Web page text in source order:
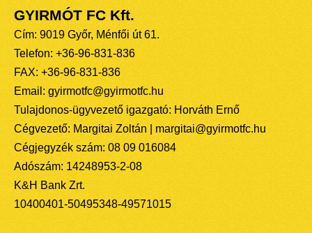
GYIRMÓT FC Kft.
Cím: 9019 Győr, Ménfői út 61.
Telefon: +36-96-831-836
FAX: +36-96-831-836
Email: gyirmotfc@gyirmotfc.hu
Tulajdonos-ügyvezető igazgató: Horváth Ernő
Cégvezető: Margitai Zoltán | margitai@gyirmotfc.hu
Cégjegyzék szám: 08 09 016084
Adószám: 14248953-2-08
K&H Bank Zrt.
10400401-50495348-49571015